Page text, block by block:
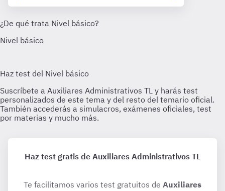
Haz test gratis de Auxiliares Administrativos TL
Te facilitamos varios test gratuitos de Auxiliares